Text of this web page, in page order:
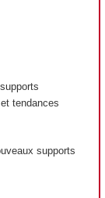
tendances
supports